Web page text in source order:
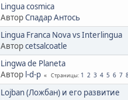
Lingua cosmica
АвторСпадар Антось
Lingua Franca Nova vs Interlingua
Авторcetsalcoatle
Lingwa de Planeta
Автор l-d-p Страницы 1 2 3 4 5 6 7
Lojban (Ложбан) и его развитие